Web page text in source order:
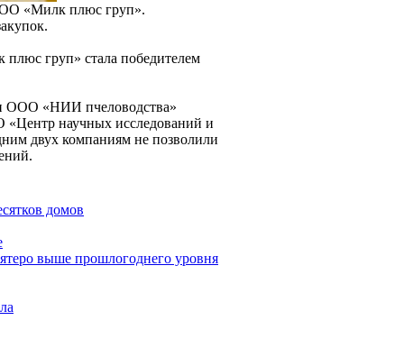
«Милк плюс груп».
плюс груп» стала победителем
ООО «НИИ пчеловодства»
научных исследований и
двух компаниям не позволили
домов
выше прошлогоднего уровня